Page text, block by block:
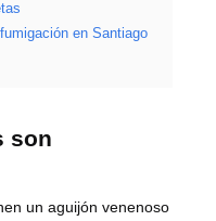
en Santiago
son
un aguijón venenoso